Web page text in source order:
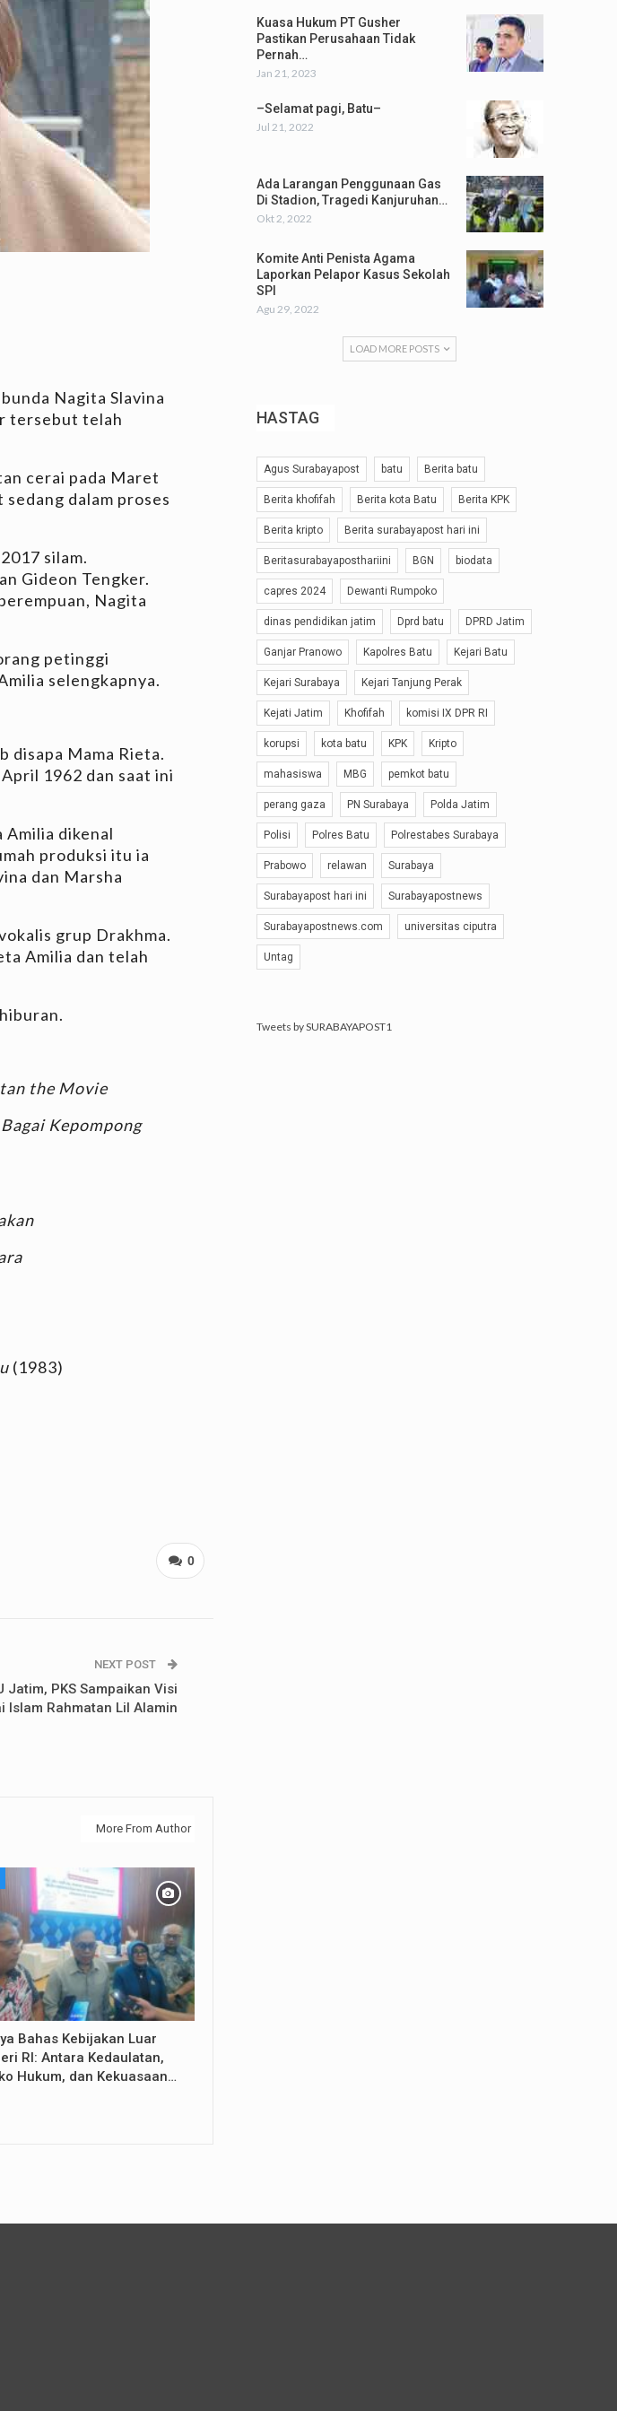
Nagita Slavina
tersebut telah
cerai pada Maret
dalam proses
silam.
Gideon Tengker.
Nagita
petinggi
selengkapnya.
disapa Mama Rieta.
1962 dan saat ini
Amilia dikenal
produksi itu ia
dan Marsha
grup Drakhma.
Amilia dan telah
the Movie
Kepompong
(1983)
0
NEXT POST
Jatim, PKS Sampaikan Visi
Islam Rahmatan Lil Alamin
More From Author
Bahas Kebijakan Luar
RI: Antara Kedaulatan,
Hukum, dan Kekuasaan…
Kuasa Hukum PT Gusher
Pastikan Perusahaan Tidak
Pernah…
Jan 21, 2023
–Selamat pagi, Batu–
Jul 21, 2022
Ada Larangan Penggunaan Gas
Di Stadion, Tragedi Kanjuruhan…
Okt 2, 2022
Komite Anti Penista Agama
Laporkan Pelapor Kasus Sekolah
SPI
Agu 29, 2022
LOAD MORE POSTS
HASTAG
Agus Surabayapost batu Berita batu
Berita khofifah Berita kota Batu Berita KPK
Berita kripto Berita surabayapost hari ini
Beritasurabayaposthariini BGN biodata
capres 2024 Dewanti Rumpoko
dinas pendidikan jatim Dprd batu DPRD Jatim
Ganjar Pranowo Kapolres Batu Kejari Batu
Kejari Surabaya Kejari Tanjung Perak
Kejati Jatim Khofifah komisi IX DPR RI
korupsi kota batu KPK Kripto
mahasiswa MBG pemkot batu
perang gaza PN Surabaya Polda Jatim
Polisi Polres Batu Polrestabes Surabaya
Prabowo relawan Surabaya
Surabayapost hari ini Surabayapostnews
Surabayapostnews.com universitas ciputra
Untag
Tweets by SURABAYAPOST1